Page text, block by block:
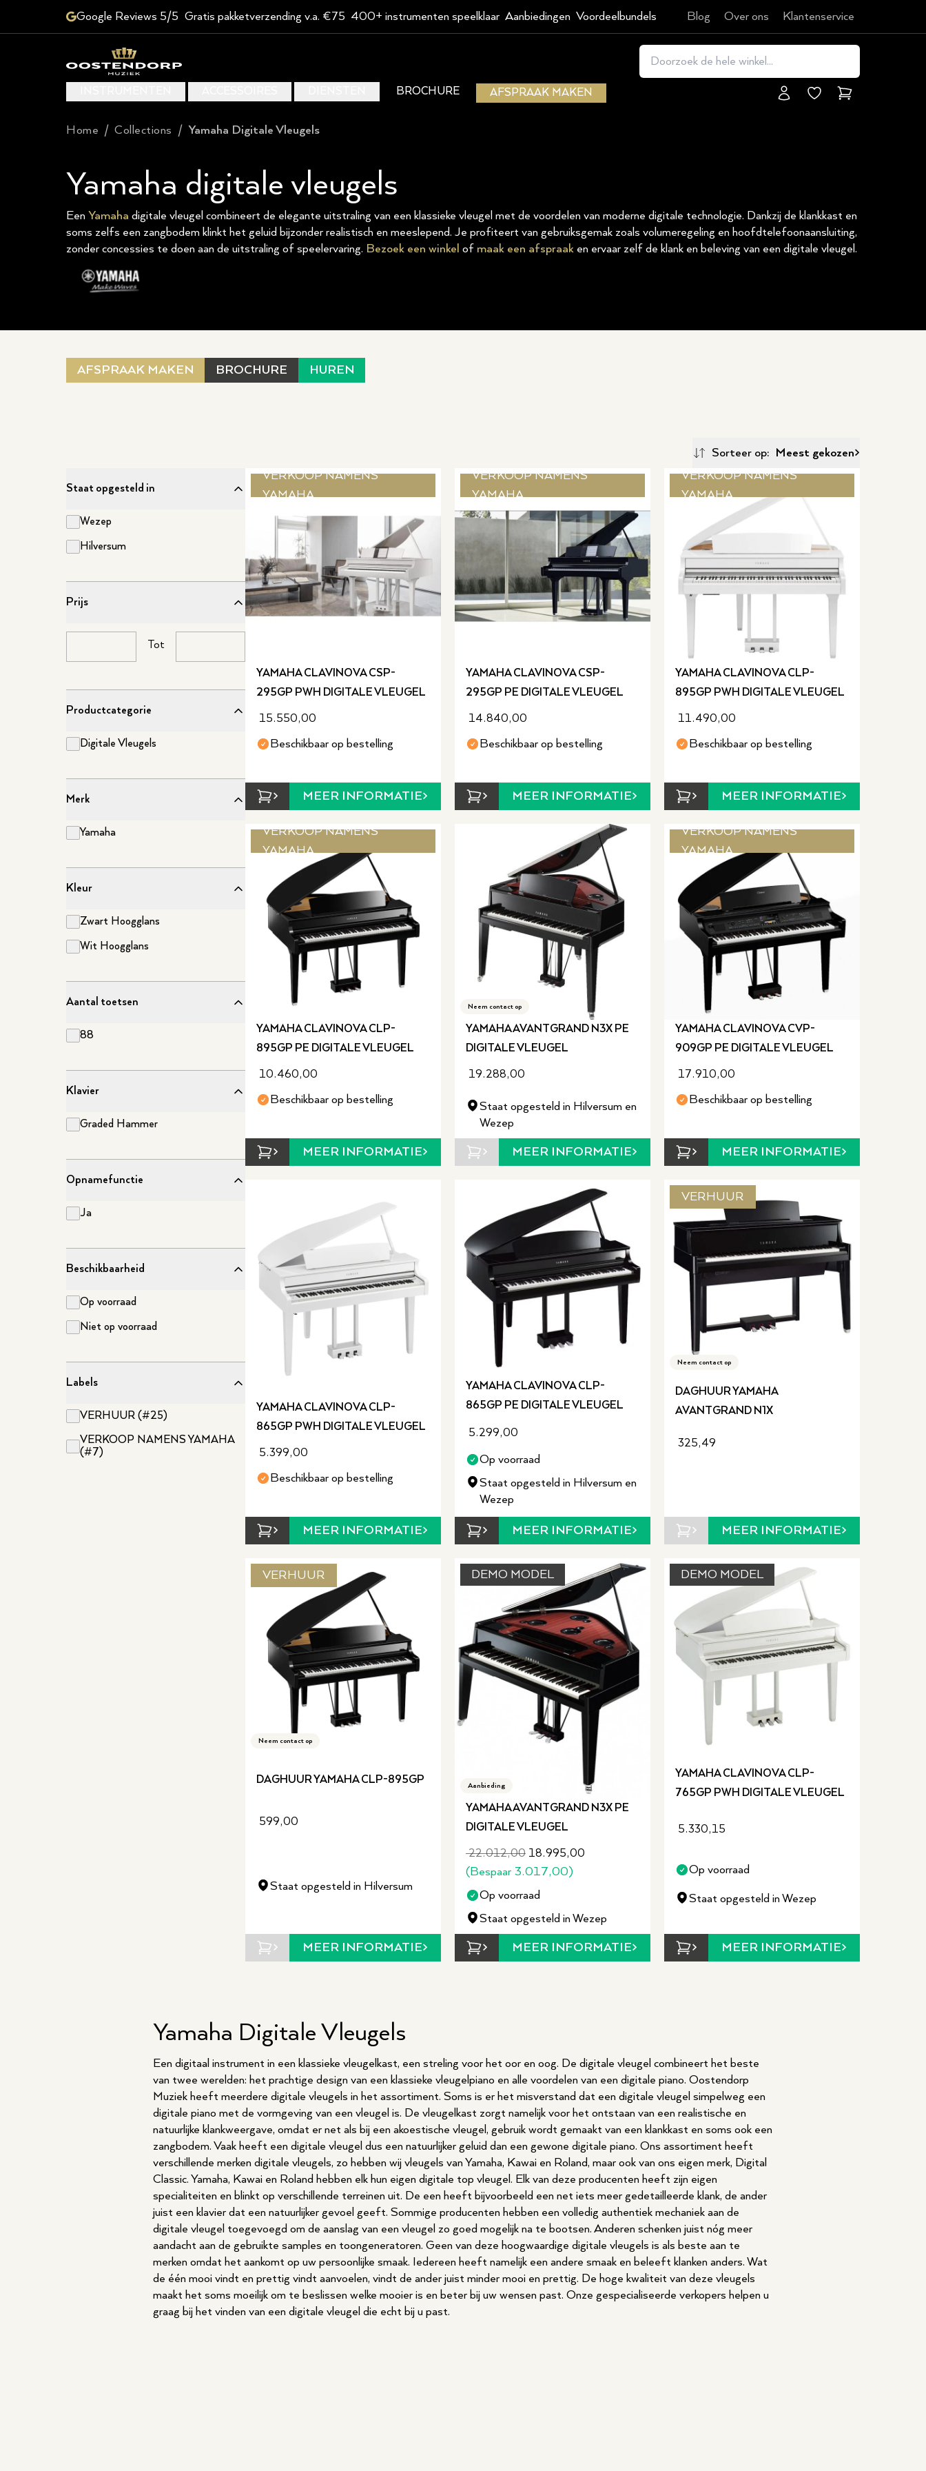
Google Reviews 5/5 Gratis pakketverzending v.a. €75 400+ instrumenten speelklaar Aanbiedingen Voordeelbundels Blog Over ons Klantenservice
BROCHURE AFSPRAAK MAKEN Winkelmand
Home / Collections / Yamaha Digitale Vleugels
Yamaha digitale vleugels
Een Yamaha digitale vleugel combineert de elegante uitstraling van een klassieke vleugel met de voordelen van moderne digitale technologie. Dankzij de klankkast en
soms zelfs een zangbodem klinkt het geluid bijzonder realistisch en meeslepend. Je profiteert van gebruiksgemak zoals volumeregeling en hoofdtelefoonaansluiting,
zonder concessies te doen aan de uitstraling of speelervaring. Bezoek een winkel of maak een afspraak en ervaar zelf de klank en beleving van een digitale vleugel.
AFSPRAAK MAKEN BROCHURE HUREN
Sorteer op: Meest gekozen
Staat opgesteld in
Wezep
Hilversum
Prijs
Tot
Productcategorie
Digitale Vleugels
Merk
Yamaha
Kleur
Zwart Hoogglans
Wit Hoogglans
Aantal toetsen
88
Klavier
Graded Hammer
Opnamefunctie
Ja
Beschikbaarheid
Op voorraad
Niet op voorraad
Labels
VERHUUR (#25)
VERKOOP NAMENS YAMAHA
(#7)
VERKOOP NAMENS
YAMAHA
YAMAHA CLAVINOVA CSP-
295GP PWH DIGITALE VLEUGEL
15.550,00
Beschikbaar op bestelling
MEER INFORMATIE
VERKOOP NAMENS
YAMAHA
YAMAHA CLAVINOVA CSP-
295GP PE DIGITALE VLEUGEL
14.840,00
Beschikbaar op bestelling
MEER INFORMATIE
VERKOOP NAMENS
YAMAHA
YAMAHA CLAVINOVA CLP-
895GP PWH DIGITALE VLEUGEL
11.490,00
Beschikbaar op bestelling
MEER INFORMATIE
VERKOOP NAMENS
YAMAHA
YAMAHA CLAVINOVA CLP-
895GP PE DIGITALE VLEUGEL
10.460,00
Beschikbaar op bestelling
MEER INFORMATIE
Neem contact op
YAMAHA AVANTGRAND N3X PE
DIGITALE VLEUGEL
19.288,00
Staat opgesteld in Hilversum en
Wezep
MEER INFORMATIE
VERKOOP NAMENS
YAMAHA
YAMAHA CLAVINOVA CVP-
909GP PE DIGITALE VLEUGEL
17.910,00
Beschikbaar op bestelling
MEER INFORMATIE
YAMAHA CLAVINOVA CLP-
865GP PWH DIGITALE VLEUGEL
5.399,00
Beschikbaar op bestelling
MEER INFORMATIE
YAMAHA CLAVINOVA CLP-
865GP PE DIGITALE VLEUGEL
5.299,00
Op voorraad
Staat opgesteld in Hilversum en
Wezep
MEER INFORMATIE
VERHUUR
Neem contact op
DAGHUUR YAMAHA
AVANTGRAND N1X
325,49
MEER INFORMATIE
VERHUUR
Neem contact op
DAGHUUR YAMAHA CLP-895GP
599,00
Staat opgesteld in Hilversum
MEER INFORMATIE
DEMO MODEL
Aanbieding
YAMAHA AVANTGRAND N3X PE
DIGITALE VLEUGEL
22.012,00 18.995,00
(Bespaar 3.017,00)
Op voorraad
Staat opgesteld in Wezep
MEER INFORMATIE
DEMO MODEL
YAMAHA CLAVINOVA CLP-
765GP PWH DIGITALE VLEUGEL
5.330,15
Op voorraad
Staat opgesteld in Wezep
MEER INFORMATIE
Yamaha Digitale Vleugels
Een digitaal instrument in een klassieke vleugelkast, een streling voor het oor en oog. De digitale vleugel combineert het beste
van twee werelden: het prachtige design van een klassieke vleugelpiano en alle voordelen van een digitale piano. Oostendorp
Muziek heeft meerdere digitale vleugels in het assortiment. Soms is er het misverstand dat een digitale vleugel simpelweg een
digitale piano met de vormgeving van een vleugel is. De vleugelkast zorgt namelijk voor het ontstaan van een realistische en
natuurlijke klankweergave, omdat er net als bij een akoestische vleugel, gebruik wordt gemaakt van een klankkast en soms ook een
zangbodem. Vaak heeft een digitale vleugel dus een natuurlijker geluid dan een gewone digitale piano. Ons assortiment heeft
verschillende merken digitale vleugels, zo hebben wij vleugels van Yamaha, Kawai en Roland, maar ook van ons eigen merk, Digital
Classic. Yamaha, Kawai en Roland hebben elk hun eigen digitale top vleugel. Elk van deze producenten heeft zijn eigen
specialiteiten en blinkt op verschillende terreinen uit. De een heeft bijvoorbeeld een net iets meer gedetailleerde klank, de ander
juist een klavier dat een natuurlijker gevoel geeft. Sommige producenten hebben een volledig authentiek mechaniek aan de
digitale vleugel toegevoegd om de aanslag van een vleugel zo goed mogelijk na te bootsen. Anderen schenken juist nóg meer
aandacht aan de gebruikte samples en toongeneratoren. Geen van deze hoogwaardige digitale vleugels is als beste aan te
merken omdat het aankomt op uw persoonlijke smaak. Iedereen heeft namelijk een andere smaak en beleeft klanken anders. Wat
de één mooi vindt en prettig vindt aanvoelen, vindt de ander juist minder mooi en prettig. De hoge kwaliteit van deze vleugels
maakt het soms moeilijk om te beslissen welke mooier is en beter bij uw wensen past. Onze gespecialiseerde verkopers helpen u
graag bij het vinden van een digitale vleugel die echt bij u past.